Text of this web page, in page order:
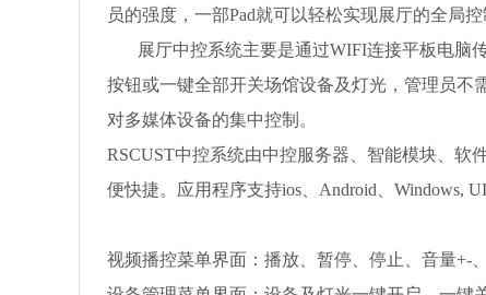
员的强度，一部Pad就可以轻松实现展厅的全局控
展厅中控系统主要是通过WIFI连接平板电脑
按钮或一键全部开关场馆设备及灯光，管理员不
对多媒体设备的集中控制。
RSCUST中控系统由中控服务器、智能模块、软
便快捷。应用程序支持ios、Android、Windows,
视频播控菜单界面：播放、暂停、停止、音量+-